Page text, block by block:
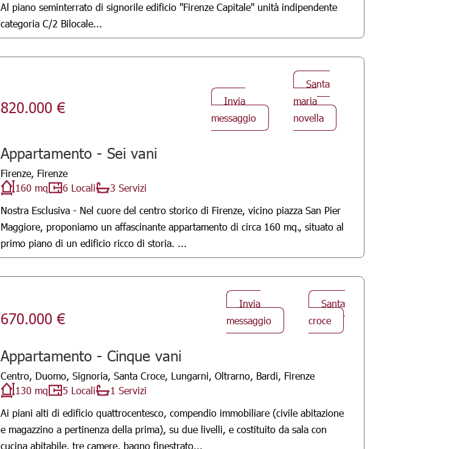
Al piano seminterrato di signorile edificio ''Firenze Capitale'' unità indipendente
categoria C/2 Bilocale...
820.000 €
Invia
messaggio
Santa
maria
novella
Appartamento - Sei vani
Firenze, Firenze
160 mq
6 Locali
3 Servizi
Nostra Esclusiva - Nel cuore del centro storico di Firenze, vicino piazza San Pier
Maggiore, proponiamo un affascinante appartamento di circa 160 mq., situato al
primo piano di un edificio ricco di storia. ...
670.000 €
Invia
messaggio
Santa
croce
Appartamento - Cinque vani
Centro, Duomo, Signoria, Santa Croce, Lungarni, Oltrarno, Bardi, Firenze
130 mq
5 Locali
1 Servizi
Ai piani alti di edificio quattrocentesco, compendio immobiliare (civile abitazione
e magazzino a pertinenza della prima), su due livelli, e costituito da sala con
cucina abitabile, tre camere, bagno finestrato...